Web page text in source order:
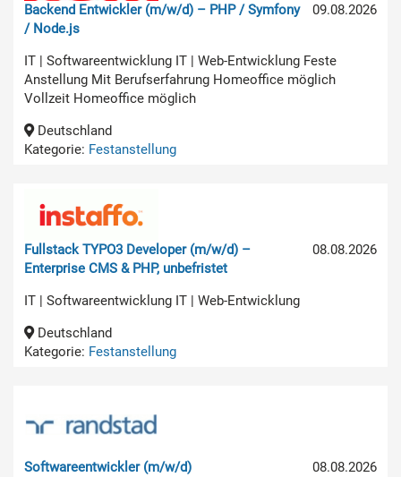
09.08.2026
Backend Entwickler (m/w/d) – PHP / Symfony
/ Node.js
IT | Softwareentwicklung IT | Web-Entwicklung Feste
Anstellung Mit Berufserfahrung Homeoffice möglich
Vollzeit Homeoffice möglich
Deutschland
Kategorie: Festanstellung
08.08.2026
Fullstack TYPO3 Developer (m/w/d) –
Enterprise CMS & PHP, unbefristet
IT | Softwareentwicklung IT | Web-Entwicklung
Deutschland
Kategorie: Festanstellung
08.08.2026
Softwareentwickler (m/w/d)